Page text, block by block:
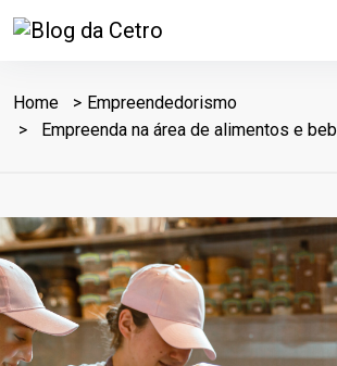
Home
Empreendedorismo
Empreenda na área de alimentos e